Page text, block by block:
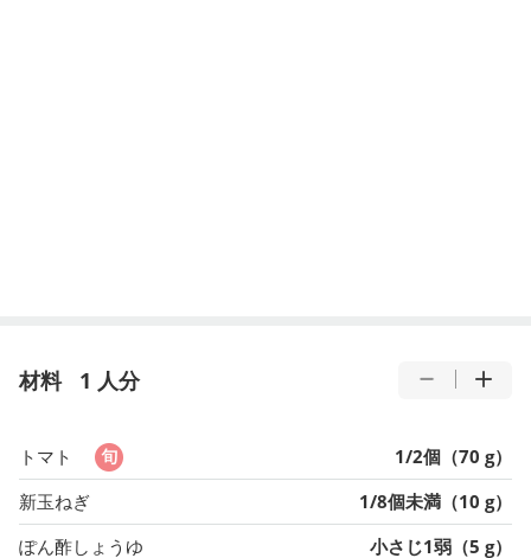
材料 1 人分
トマト
1/2個（70 g）
新玉ねぎ
1/8個未満（10 g）
ぽん酢しょうゆ
小さじ1弱（5 g）